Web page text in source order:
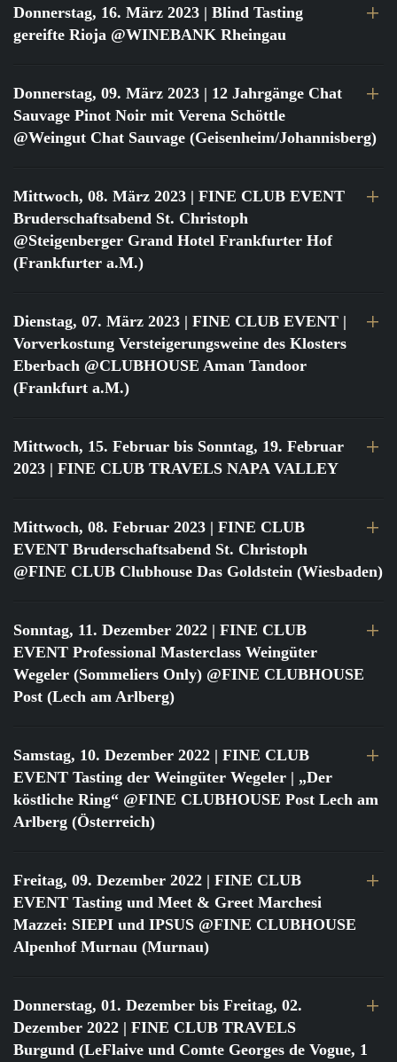
Donnerstag, 16. März 2023 | Blind Tasting
gereifte Rioja @WINEBANK Rheingau
Donnerstag, 09. März 2023 | 12 Jahrgänge Chat
Sauvage Pinot Noir mit Verena Schöttle
@Weingut Chat Sauvage (Geisenheim/Johannisberg)
Mittwoch, 08. März 2023 | FINE CLUB EVENT
Bruderschaftsabend St. Christoph
@Steigenberger Grand Hotel Frankfurter Hof
(Frankfurter a.M.)
Dienstag, 07. März 2023 | FINE CLUB EVENT |
Vorverkostung Versteigerungsweine des Klosters
Eberbach @CLUBHOUSE Aman Tandoor
(Frankfurt a.M.)
Mittwoch, 15. Februar bis Sonntag, 19. Februar
2023 | FINE CLUB TRAVELS NAPA VALLEY
Mittwoch, 08. Februar 2023 | FINE CLUB
EVENT Bruderschaftsabend St. Christoph
@FINE CLUB Clubhouse Das Goldstein (Wiesbaden)
Sonntag, 11. Dezember 2022 | FINE CLUB
EVENT Professional Masterclass Weingüter
Wegeler (Sommeliers Only) @FINE CLUBHOUSE
Post (Lech am Arlberg)
Samstag, 10. Dezember 2022 | FINE CLUB
EVENT Tasting der Weingüter Wegeler | „Der
köstliche Ring“ @FINE CLUBHOUSE Post Lech am
Arlberg (Österreich)
Freitag, 09. Dezember 2022 | FINE CLUB
EVENT Tasting und Meet & Greet Marchesi
Mazzei: SIEPI und IPSUS @FINE CLUBHOUSE
Alpenhof Murnau (Murnau)
Donnerstag, 01. Dezember bis Freitag, 02.
Dezember 2022 | FINE CLUB TRAVELS
Burgund (LeFlaive und Comte Georges de Vogue, 1